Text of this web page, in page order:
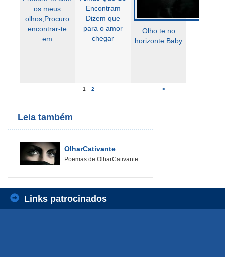
os meus
olhos,Procuro
encontrar-te
em
Encontram
Dizem que
para o amor
chegar
Olho te no
horizonte Baby
1 2 >
Leia também
OlharCativante
Poemas de OlharCativante
Links patrocinados